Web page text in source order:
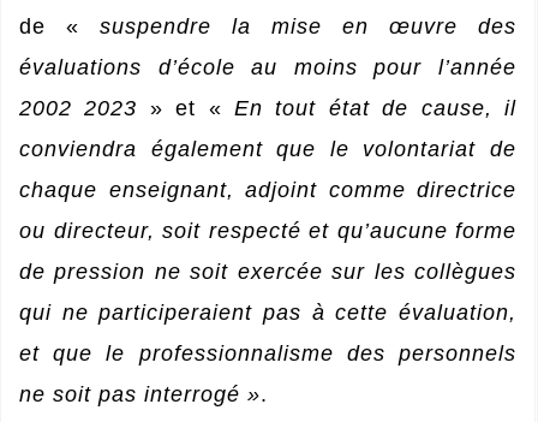
de « suspendre la mise en œuvre des
évaluations d’école au moins pour l’année
2002 2023 » et «En tout état de cause, il
conviendra également que le volontariat de
chaque enseignant, adjoint comme directrice
ou directeur, soit respecté et qu’aucune forme
de pression ne soit exercée sur les collègues
qui ne participeraient pas à cette évaluation,
et que le professionnalisme des personnels
ne soit pas interrogé ».